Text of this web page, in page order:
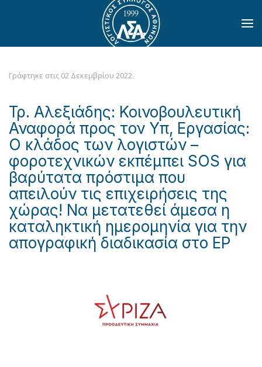
Skip to main content
Γράφτηκε στις 02 Δεκεμβρίου 2022.
Τρ. Αλεξιάδης: Κοινοβουλευτική
Αναφορά προς τον Υπ, Εργασίας:
Ο κλάδος των λογιστών –
φοροτεχνικών εκπέμπει SOS για
βαρύτατα πρόστιμα που
απειλούν τις επιχειρήσεις της
χώρας! Να μετατεθεί άμεσα η
καταληκτική ημερομηνία για την
απογραφική διαδικασία στο ΕΡ